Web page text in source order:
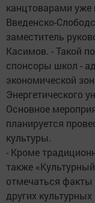
канцтоварами уже
Введенско-
заместитель
Касимов. - Такой
спонсоры школ -
экономической
Энергетического
Основное
планируется
культуры.
- Кроме
также
отмечаться факты
других